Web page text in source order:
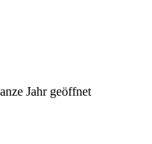
Jahr geöffnet